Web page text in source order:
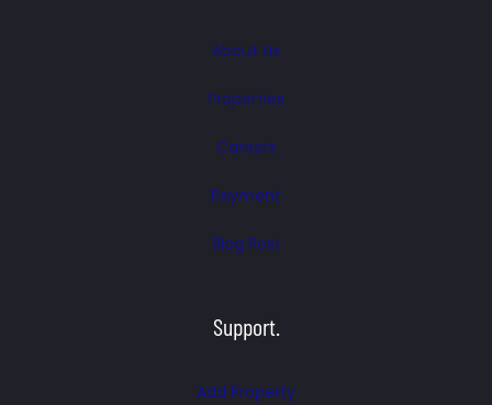
About Us
Properties
Careers
Payment
Blog Post
Support.
Add Property